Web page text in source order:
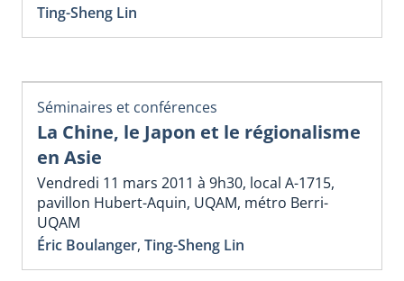
Ting-Sheng Lin
Séminaires et conférences
La Chine, le Japon et le régionalisme
en Asie
Vendredi 11 mars 2011 à 9h30, local A-1715,
pavillon Hubert-Aquin, UQAM, métro Berri-
UQAM
Éric Boulanger, Ting-Sheng Lin